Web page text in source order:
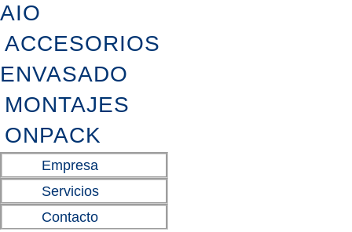
AIO
ACCESORIOS
ENVASADO
MONTAJES
ONPACK
Empresa
Servicios
Contacto